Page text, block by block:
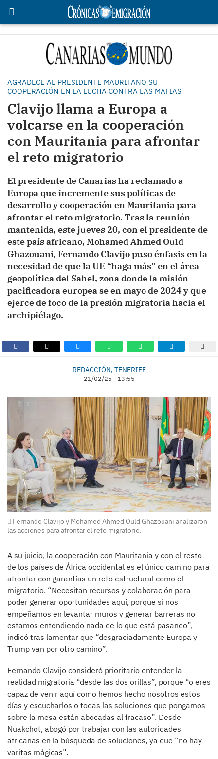
AGRADECE AL PRESIDENTE MAURITANO SU
COOPERACIÓN EN LA LUCHA CONTRA LAS MAFIAS
Clavijo llama a Europa a
volcarse en la cooperación
con Mauritania para afrontar
el reto migratorio
El presidente de Canarias ha reclamado a
Europa que incremente sus políticas de
desarrollo y cooperación en Mauritania para
afrontar el reto migratorio. Tras la reunión
mantenida, este jueves 20, con el presidente de
este país africano, Mohamed Ahmed Ould
Ghazouani, Fernando Clavijo puso énfasis en la
necesidad de que la UE “haga más” en el área
geopolítica del Sahel, zona donde la misión
pacificadora europea se en mayo de 2024 y que
ejerce de foco de la presión migratoria hacia el
archipiélago.
REDACCIÓN, TENERIFE
21/02/25 - 13:55
Fernando Clavijo y Mohamed Ahmed Ould Ghazouani analizaron
las acciones para afrontar el reto migratorio.
A su juicio, la cooperación con Mauritania y con el resto
de los países de África occidental es el único camino para
afrontar con garantías un reto estructural como el
migratorio. “Necesitan recursos y colaboración para
poder generar oportunidades aquí, porque si nos
empeñamos en levantar muros y generar barreras no
estamos entendiendo nada de lo que está pasando”,
indicó tras lamentar que “desgraciadamente Europa y
Trump van por otro camino”.
Fernando Clavijo consideró prioritario entender la
realidad migratoria “desde las dos orillas”, porque “o eres
capaz de venir aquí como hemos hecho nosotros estos
días y escucharlos o todas las soluciones que pongamos
sobre la mesa están abocadas al fracaso”. Desde
Nuakchot, abogó por trabajar con las autoridades
africanas en la búsqueda de soluciones, ya que “no hay
varitas mágicas”.